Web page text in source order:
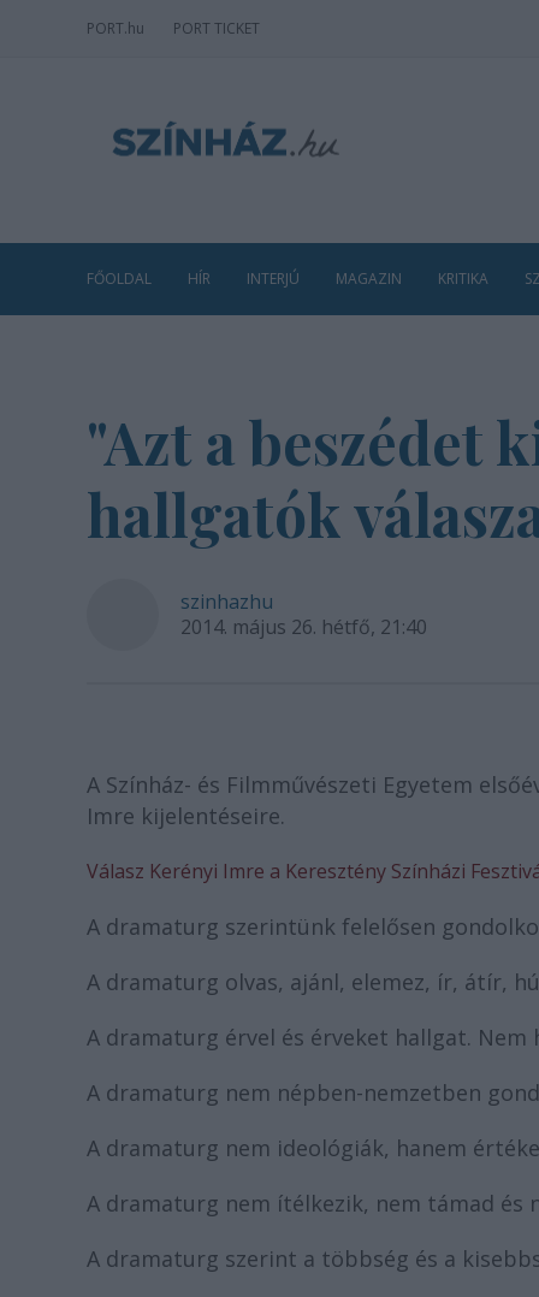
PORT.hu PORT TICKET
FŐOLDAL HÍR INTERJÚ MAGAZIN KRITIKA
"Azt a beszédet
hallgatók
szinhazhu
2014. május 26. hétfő, 21:40
A Színház- és Filmművészeti Egyetem
Imre kijelentéseire.
Válasz Kerényi Imre a Keresztény Színházi
A dramaturg szerintünk felelősen
A dramaturg olvas, ajánl, elemez, ír, átír,
A dramaturg érvel és érveket hallgat.
A dramaturg nem népben-nemzetben
A dramaturg nem ideológiák, hanem
A dramaturg nem ítélkezik, nem támad és
A dramaturg szerint a többség és a